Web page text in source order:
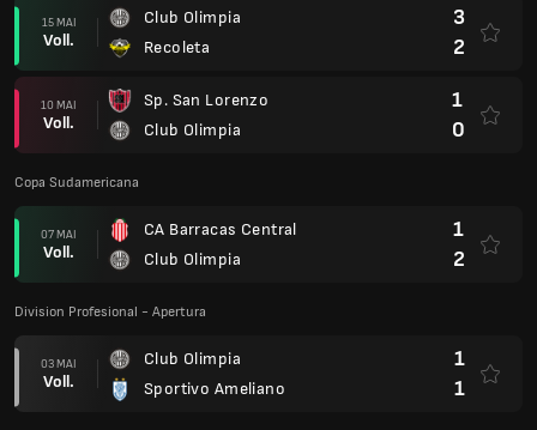
15 MAI
Voll.
Club Olimpia
Recoleta
3
2
10 MAI
Voll.
Sp. San Lorenzo
Club Olimpia
1
0
Copa Sudamericana
07 MAI
Voll.
CA Barracas Central
Club Olimpia
1
2
Division Profesional - Apertura
03 MAI
Voll.
Club Olimpia
Sportivo Ameliano
1
1